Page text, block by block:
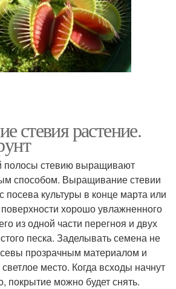
стевия растение.
полосы стевию выращивают
способом. Выращивание стевии
посева культуры в конце марта или
хорошо увлажненного
из одной части перегноя и двух
песка. Заделывать семена не
прозрачным материалом и
место. Когда всходы начнут
покрытие можно будет снять.